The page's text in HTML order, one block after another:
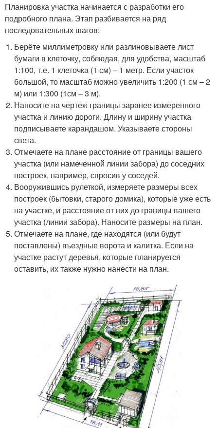
Планировка участка начинается с разработки его
подробного плана. Этап разбивается на ряд
последовательных шагов:
Берёте миллиметровку или разлиновываете лист
бумаги в клеточку, соблюдая, для удобства, масштаб
1:100, т.е. 1 клеточка (1 см) – 1 метр. Если участок
большой, то масштаб можно увеличить 1:200 (1 см – 2
м) или 1:300 (1см – 3 м).
Наносите на чертеж границы заранее измеренного
участка и линию дороги. Длину и ширину участка
подписываете карандашом. Указываете стороны
света.
Отмечаете на плане расстояние от границы вашего
участка (или намеченной линии забора) до соседних
построек, например, спросив у соседей.
Вооружившись рулеткой, измеряете размеры всех
построек (бытовки, старого домика), которые уже есть
на участке, и расстояние от них до границы вашего
участка (линии забора). Наносите размеры на план.
Отмечаете на плане, где находятся (или будут
поставлены) въездные ворота и калитка. Если на
участке растут деревья, которые планируется
оставить, их также нужно нанести на план.